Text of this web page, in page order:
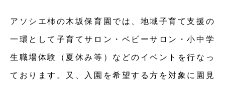
アソシエ柿の木坂保育園では、地域子育て支援の
一環として子育てサロン・ベビーサロン・小中学
生職場体験（夏休み等）などのイベントを行なっ
ております。又、入園を希望する方を対象に園見